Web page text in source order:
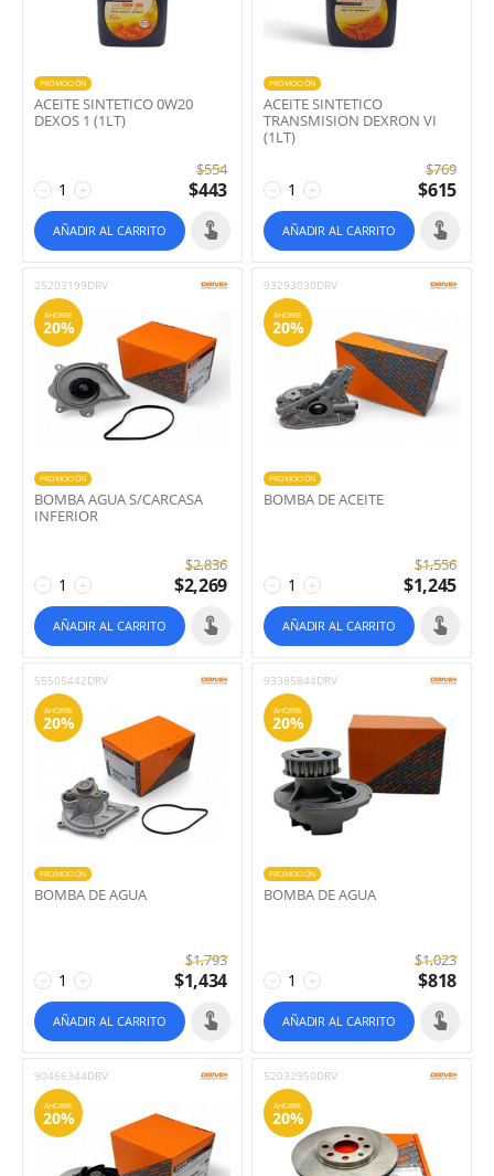
PROMOCIÓN
ACEITE SINTETICO 0W20
DEXOS 1 (1LT)
+
−
$554
$443
AÑADIR AL CARRITO
PROMOCIÓN
ACEITE SINTETICO
TRANSMISION DEXRON VI
(1LT)
+
−
$769
$615
AÑADIR AL CARRITO
25203199DRV
AHORRE
20%
PROMOCIÓN
BOMBA AGUA S/CARCASA
INFERIOR
+
−
$2,836
$2,269
AÑADIR AL CARRITO
93293030DRV
AHORRE
20%
PROMOCIÓN
BOMBA DE ACEITE
+
−
$1,556
$1,245
AÑADIR AL CARRITO
55505442DRV
AHORRE
20%
PROMOCIÓN
BOMBA DE AGUA
+
−
$1,793
$1,434
AÑADIR AL CARRITO
93385844DRV
AHORRE
20%
PROMOCIÓN
BOMBA DE AGUA
+
−
$1,023
$818
AÑADIR AL CARRITO
90466344DRV
AHORRE
20%
52032950DRV
AHORRE
20%